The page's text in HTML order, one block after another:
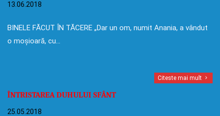
13.06.2018
BINELE FĂCUT ÎN TĂCERE „Dar un om, numit Anania, a vândut
o moșioară, cu…
Citeste mai mult
ÎNTRISTAREA DUHULUI SFÂNT
25.05.2018